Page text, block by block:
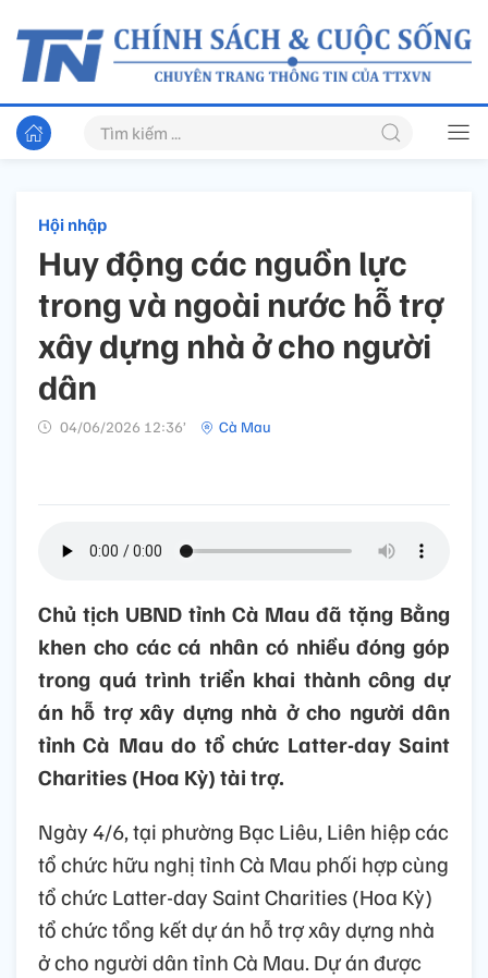
Hội nhập
Huy động các nguồn lực
trong và ngoài nước hỗ trợ
xây dựng nhà ở cho người
dân
04/06/2026 12:36’ Cà Mau
Chủ tịch UBND tỉnh Cà Mau đã tặng Bằng
khen cho các cá nhân có nhiều đóng góp
trong quá trình triển khai thành công dự
án hỗ trợ xây dựng nhà ở cho người dân
tỉnh Cà Mau do tổ chức Latter-day Saint
Charities (Hoa Kỳ) tài trợ.
Ngày 4/6, tại phường Bạc Liêu, Liên hiệp các
tổ chức hữu nghị tỉnh Cà Mau phối hợp cùng
tổ chức Latter-day Saint Charities (Hoa Kỳ)
tổ chức tổng kết dự án hỗ trợ xây dựng nhà
ở cho người dân tỉnh Cà Mau. Dự án được